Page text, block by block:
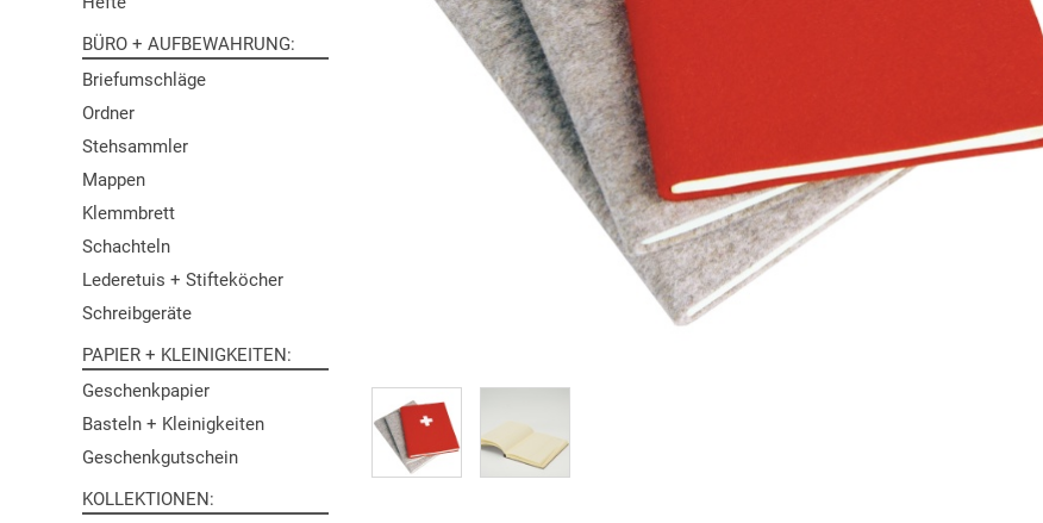
BÜRO + AUFBEWAHRUNG
Briefumschläge
Ordner
Stehsammler
Mappen
Klemmbrett
Schachteln
Lederetuis + Stifteköcher
Schreibgeräte
PAPIER + KLEINIGKEITEN
Geschenkpapier
Basteln + Kleinigkeiten
Geschenkgutschein
KOLLEKTIONEN